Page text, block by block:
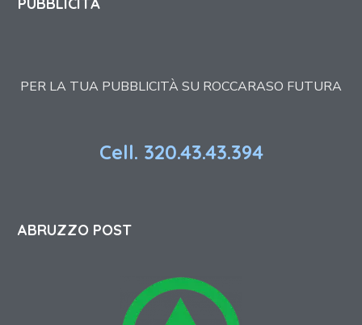
PUBBLICITÀ
PER LA TUA PUBBLICITÀ SU ROCCARASO FUTURA
Cell. 320.43.43.394
ABRUZZO POST